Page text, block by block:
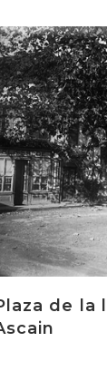
de la